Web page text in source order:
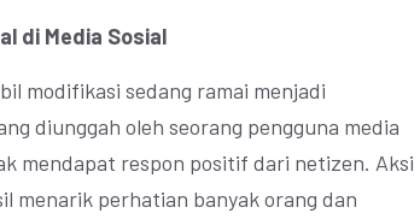
di Media Sosial
modifikasi sedang ramai menjadi
diunggah oleh seorang pengguna media
mendapat respon positif dari netizen. Aksi
perhatian banyak orang dan